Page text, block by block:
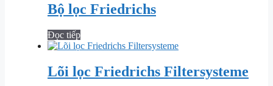
Bộ lọc Friedrichs
Đọc tiếp
Lõi lọc Friedrichs Filtersysteme